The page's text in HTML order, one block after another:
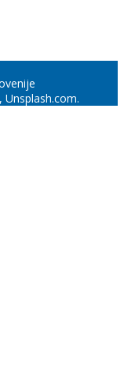
Unsplash.com.